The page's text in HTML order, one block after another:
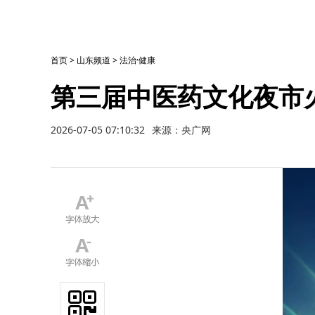
首页> 山东频道 >法治·健康
第三届中医药文化夜市
2026-07-05 07:10:32 来源：央广网